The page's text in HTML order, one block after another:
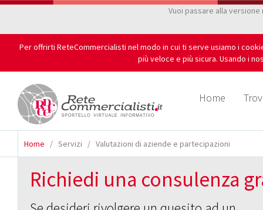
Vuoi passare alla
Per offrirti ReteCommercialisti nel modo in cui ti serve usiamo i
più veloce e più sicura. Usando i
Home
Home / Servizi / Valutazioni di aziende e partecipazioni
Richiedi una consulenza